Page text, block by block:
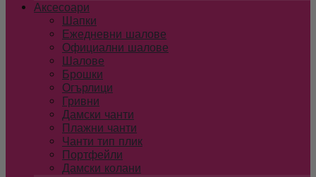
Аксесоари
Шапки
Ежедневни шалове
Официални шалове
Шалове
Брошки
Огърлици
Гривни
Дамски чанти
Плажни чанти
Чанти тип плик
Портфейли
Дамски колани